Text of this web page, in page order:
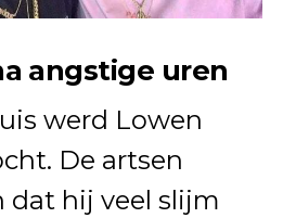
angstige uren
werd Lowen
De artsen
dat hij veel slijm